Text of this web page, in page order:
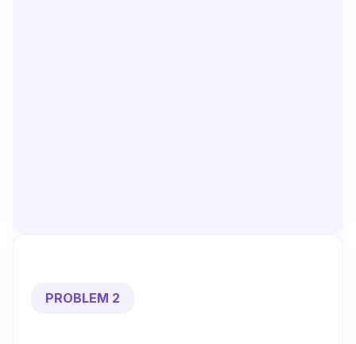
PROBLEM 2